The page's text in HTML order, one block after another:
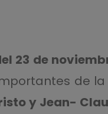
23 de
de
y Jean-